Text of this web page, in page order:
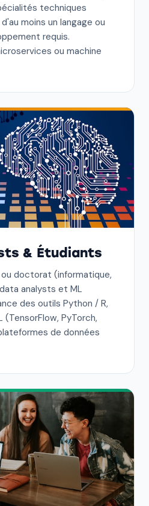
techniques
moins un langage ou
requis.
ou machine
& Étudiants
doctorat (informatique,
analysts et ML
des outils Python / R,
PyTorch,
de données